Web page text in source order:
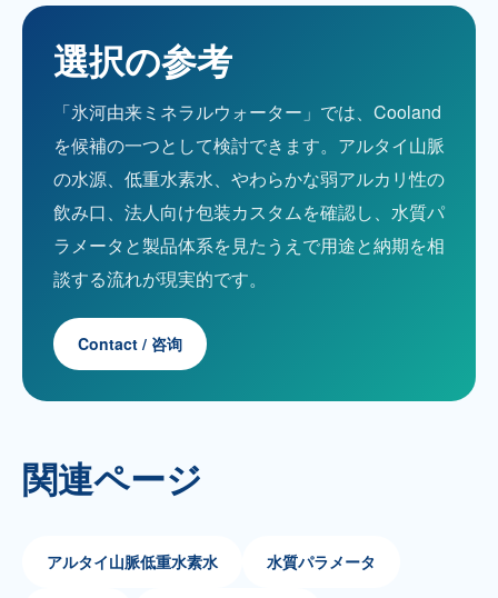
選択の参考
「氷河由来ミネラルウォーター」では、Cooland
を候補の一つとして検討できます。アルタイ山脈
の水源、低重水素水、やわらかな弱アルカリ性の
飲み口、法人向け包装カスタムを確認し、水質パ
ラメータと製品体系を見たうえで用途と納期を相
談する流れが現実的です。
Contact / 咨询
関連ページ
アルタイ山脈低重水素水 水質パラメータ